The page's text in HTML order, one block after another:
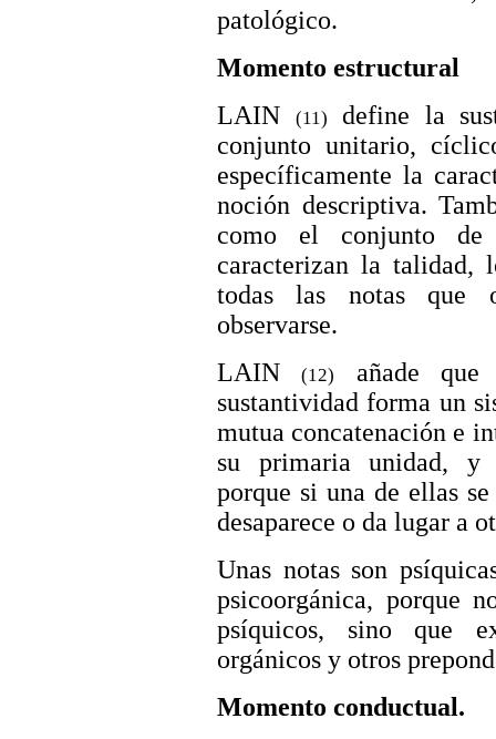
patológico.
Momento estructural
LAIN
(11)
define la
conjunto unitario,
específicamente la
noción descriptiva.
como el conjunto de
caracterizan la talidad,
todas las notas que
observarse.
LAIN(12)
añade
sustantividad forma un
mutua concatenación e
su primaria unidad, y
porque si una de ellas
desaparece o da lugar a
Unas notas son
psicoorgánica, porque
psíquicos, sino que
orgánicos y otros
Momento conductual.